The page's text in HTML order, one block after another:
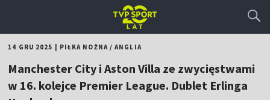
14 GRU 2025 PIŁKA NOŻNA/ANGLIA
Manchester City i Aston Villa ze zwycięstwami
w 16. kolejce Premier League. Dublet Erlinga